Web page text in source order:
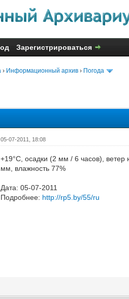
Зарегистрироваться
› Информационный архив › Погода
05-07-2011, 18:08
+19°C, осадки (2 мм / 6 часов),
мм, влажность 77%
Дата: 05-07-2011
Подробнее: http://rp5.by/55/ru